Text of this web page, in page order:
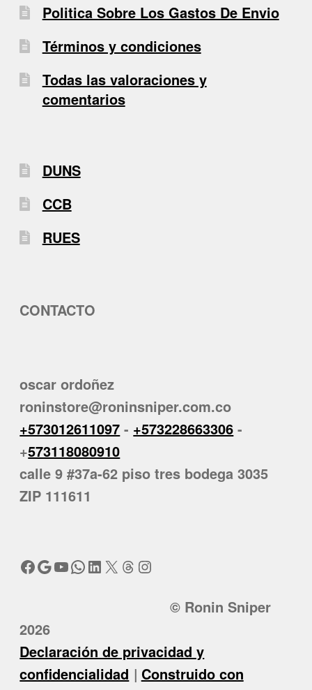
Politica Sobre Los Gastos De Envio
Términos y condiciones
Todas las valoraciones y
comentarios
DUNS
CCB
RUES
CONTACTO
oscar ordoñez
roninstore@roninsniper.com.co
+573012611097 - +573228663306 -
+573118080910
calle 9 #37a-62 piso tres bodega 3035
ZIP 111611
Facebook
Google
YouTube
WhatsApp
LinkedIn
X Threads
Instagram
© Ronin Sniper
2026
Declaración de privacidad y
confidencialidad
Construido con